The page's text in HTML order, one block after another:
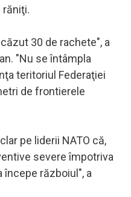
răniţi.
30 de rachete", a
"Nu se întâmpla
teritoriul Federaţiei
de frontierele
pe liderii NATO că,
severe împotriva
începe războiul", a